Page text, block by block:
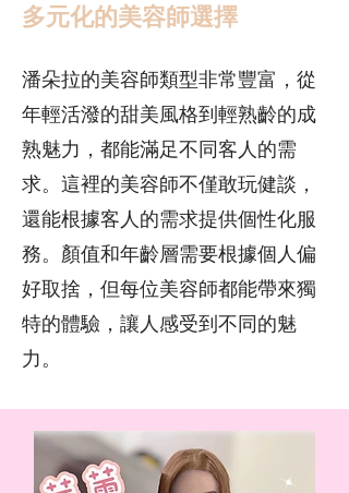
多元化的美容師選擇
潘朵拉的美容師類型非常豐富，從
年輕活潑的甜美風格到輕熟齡的成
熟魅力，都能滿足不同客人的需
求。這裡的美容師不僅敢玩健談，
還能根據客人的需求提供個性化服
務。顏值和年齡層需要根據個人偏
好取捨，但每位美容師都能帶來獨
特的體驗，讓人感受到不同的魅
力。